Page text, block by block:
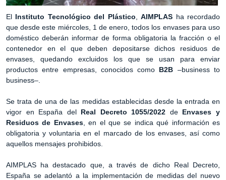
El Instituto Tecnológico del Plástico ,AIMPLAS ha recordado
que desde este miércoles, 1 de enero, todos los envases para uso
doméstico deberán informar de forma obligatoria la fracción o el
contenedor en el que deben depositarse dichos residuos de
envases, quedando excluidos los que se usan para enviar
productos entre empresas, conocidos como B2B –business to
business–.
Se trata de una de las medidas establecidas desde la entrada en
vigor en España del Real Decreto 1055/2022 de Envases y
Residuos de Envases, en el que se indica qué información es
obligatoria y voluntaria en el marcado de los envases, así como
aquellos mensajes prohibidos.
AIMPLAS ha destacado que, a través de dicho Real Decreto,
España se adelantó a la implementación de medidas del nuevo